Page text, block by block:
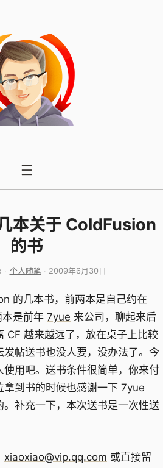
本关于 ColdFusion
的书
个人随笔 2009年6月30日
的几本书，前两本是自己约在
是前年 7yue 来公司，聊起来后
CF 越来越远了，放在桌子上比较
发帖送书也没人要，没办法了。今
用吧。送书条件很简单，你来付
拿到书的时候也感谢一下 7yue
补充一下，本次送书是一次性送
xiaoxiao@vip.qq.com 或直接留